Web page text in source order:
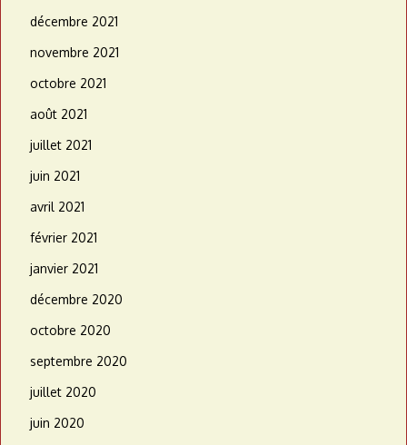
décembre 2021
novembre 2021
octobre 2021
août 2021
juillet 2021
juin 2021
avril 2021
février 2021
janvier 2021
décembre 2020
octobre 2020
septembre 2020
juillet 2020
juin 2020